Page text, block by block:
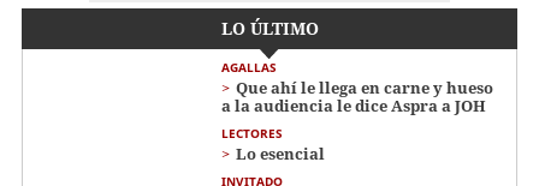
LO ÚLTIMO
AGALLAS
Que ahí le llega en carne y hueso
a la audiencia le dice Aspra a JOH
LECTORES
Lo esencial
INVITADO